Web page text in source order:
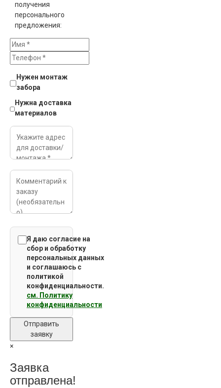
получения
персонального
предложения:
Нужен монтаж
забора
Нужна доставка
материалов
Я даю согласие на
сбор и обработку
персональных данных
и соглашаюсь c
политикой
конфиденциальности.
см. Политику
конфиденциальности
Отправить
заявку
×
Заявка
отправлена!